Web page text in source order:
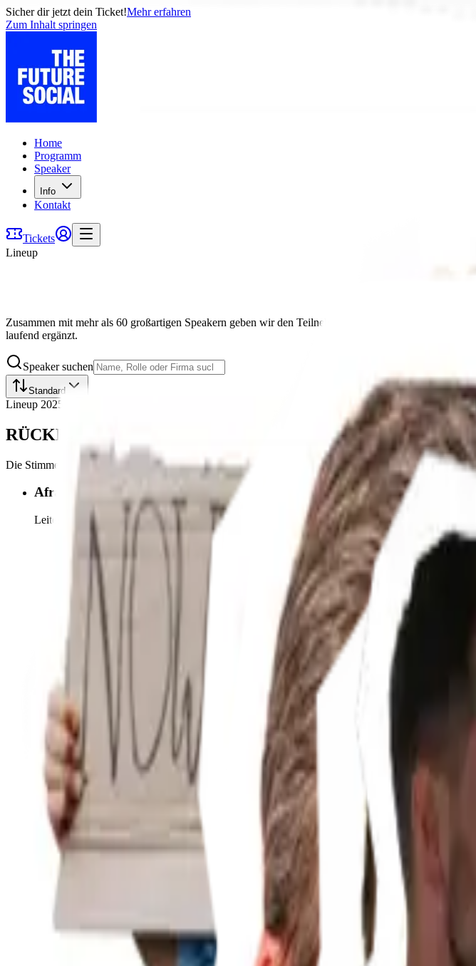
Sicher dir jetzt dein Ticket!Mehr erfahren
Zum Inhalt springen
Home
Programm
Speaker
Info
Kontakt
Tickets
Lineup
Zusammen mit mehr als 60 großartigen Speakern geben wir den Teilnehmenden dieses Jahr über
laufend ergänzt.
Speaker suchen
Standard
Lineup 2025
RÜCKBLICK: SPEAKER*INNEN 2025
Die Stimmen, die #TFS25 geprägt haben.
Afram Kakur
Leiter Stabsstelle Marke | Head of Brand Department